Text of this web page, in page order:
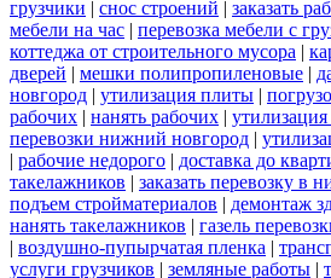
грузчики | снос строений | заказать
мебели на час | перевозка мебели с
коттеджа от строительного мусора |
дверей | мешки полипропиленовые |
новгород | утилизация плиты |
рабочих | нанять рабочих |
перевозки нижний новгород |
| рабочие недорого | доставка до
такелажников | заказать перевозку в
подъем стройматериалов | демонтаж
нанять такелажников | газель
| воздушно-пупырчатая пленка |
услуги грузчиков | земляные работы |